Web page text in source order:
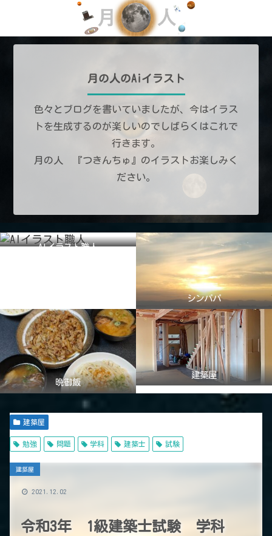
月の人のAiイラスト
色々とブログを書いていましたが、今はイラス
トを生成するのが楽しいのでしばらくはこれで
行きます。
月の人 『つきんちゅ』のイラストお楽しみく
ださい。
AIイラスト職人
シンパパ
晩御飯
建築屋
建築屋
勉強 問題 学科 建築士 試験
令和3年 1級建築士試験 学科
建築屋
2021.12.02